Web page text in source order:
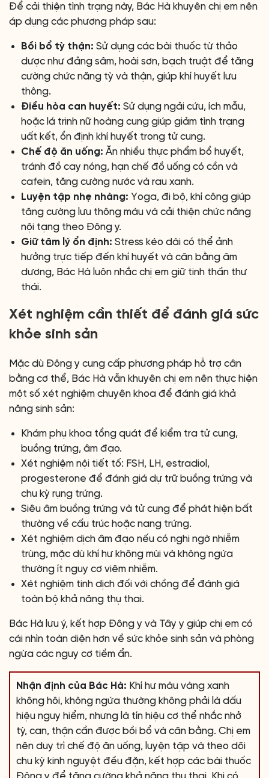
Để cải thiện tình trạng này, Bác Hà khuyên chị em nên
áp dụng các phương pháp sau:
Bồi bổ tỳ thận: Sử dụng các bài thuốc từ thảo
dược như đảng sâm, hoài sơn, bạch truật để tăng
cường chức năng tỳ và thận, giúp khí huyết lưu
thông.
Điều hòa can huyết: Sử dụng ngải cứu, ích mẫu,
hoặc lá trinh nữ hoàng cung giúp giảm tình trạng
uất kết, ổn định khí huyết trong tử cung.
Chế độ ăn uống: Ăn nhiều thực phẩm bổ huyết,
tránh đồ cay nóng, hạn chế đồ uống có cồn và
cafein, tăng cường nước và rau xanh.
Luyện tập nhẹ nhàng: Yoga, đi bộ, khí công giúp
tăng cường lưu thông máu và cải thiện chức năng
nội tạng theo Đông y.
Giữ tâm lý ổn định: Stress kéo dài có thể ảnh
hưởng trực tiếp đến khí huyết và cân bằng âm
dương, Bác Hà luôn nhắc chị em giữ tinh thần thư
thái.
Xét nghiệm cần thiết để đánh giá sức
khỏe sinh sản
Mặc dù Đông y cung cấp phương pháp hỗ trợ cân
bằng cơ thể, Bác Hà vẫn khuyên chị em nên thực hiện
một số xét nghiệm chuyên khoa để đánh giá khả
năng sinh sản:
Khám phụ khoa tổng quát để kiểm tra tử cung,
buồng trứng, âm đạo.
Xét nghiệm nội tiết tố: FSH, LH, estradiol,
progesterone để đánh giá dự trữ buồng trứng và
chu kỳ rụng trứng.
Siêu âm buồng trứng và tử cung để phát hiện bất
thường về cấu trúc hoặc nang trứng.
Xét nghiệm dịch âm đạo nếu có nghi ngờ nhiễm
trùng, mặc dù khí hư không mùi và không ngứa
thường ít nguy cơ viêm nhiễm.
Xét nghiệm tinh dịch đối với chồng để đánh giá
toàn bộ khả năng thụ thai.
Bác Hà lưu ý, kết hợp Đông y và Tây y giúp chị em có
cái nhìn toàn diện hơn về sức khỏe sinh sản và phòng
ngừa các nguy cơ tiềm ẩn.
Nhận định của Bác Hà: Khí hư màu vàng xanh
không hôi, không ngứa thường không phải là dấu
hiệu nguy hiểm, nhưng là tín hiệu cơ thể nhắc nhở
tỳ, can, thận cần được bồi bổ và cân bằng. Chị em
nên duy trì chế độ ăn uống, luyện tập và theo dõi
chu kỳ kinh nguyệt đều đặn, kết hợp các bài thuốc